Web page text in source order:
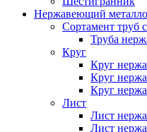
Нержавеющий
Сортамент труб
Труба
Круг
Круг
Круг
Круг
Лист
Лист
Лист